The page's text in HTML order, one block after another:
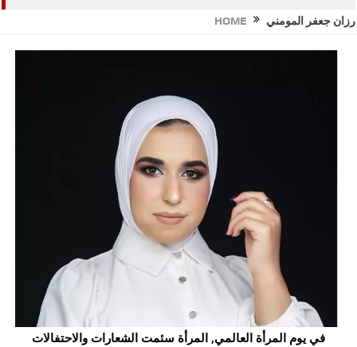
الجيش يفتح باب التجنيد لحملة البكالوريوس في الحقوق والقانون
بيان اجتماع عمّان:دعم الوصاية الهاشمية التاريخية على المقدسات
النواب يقر مشروع تعديل قانون الملكية العقارية
القاضي يلتقي رؤساء تحرير الصحف اليومية ويؤكد حرص مجلس النواب
على شراكة فاعلة مع الإعلام
دعوة المكلفين بخدمة العلم (الدفعة الثالثة) إلى مراجعة منصة خدمة
العلم
الملك يلتقي مجموعة من رفاق السلاح
الملك يتلقى اتصالا هاتفيا من العاهل البحريني
HOME رزان جعفر المومني
في يوم المرأة العالمي, المرأة سئمت الشعارات والاحتفالات